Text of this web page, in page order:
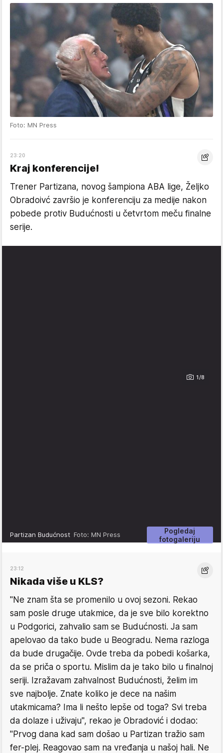
Foto: MN Press
23:20
Kraj konferencije!
Trener Partizana, novog šampiona ABA lige, Željko
Obradoivć završio je konferenciju za medije nakon
pobede protiv Budućnosti u četvrtom meču finalne
serije.
1/8
Pogledaj
fotogaleriju
Partizan Budućnost Foto: MN Press
23:12
Nikada više u KLS?
"Ne znam šta se promenilo u ovoj sezoni. Rekao
sam posle druge utakmice, da je sve bilo korektno
u Podgorici, zahvalio sam se Budućnosti. Ja sam
apelovao da tako bude u Beogradu. Nema razloga
da bude drugačije. Ovde treba da pobedi košarka,
da se priča o sportu. Mislim da je tako bilo u finalnoj
seriji. Izražavam zahvalnost Budućnosti, želim im
sve najbolje. Znate koliko je dece na našim
utakmicama? Ima li nešto lepše od toga? Svi treba
da dolaze i uživaju", rekao je Obradović i dodao:
"Prvog dana kad sam došao u Partizan tražio sam
fer-plej. Reagovao sam na vređanja u našoj hali. Ne